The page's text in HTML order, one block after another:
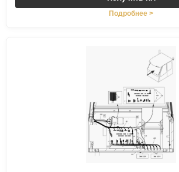
Подробнее >